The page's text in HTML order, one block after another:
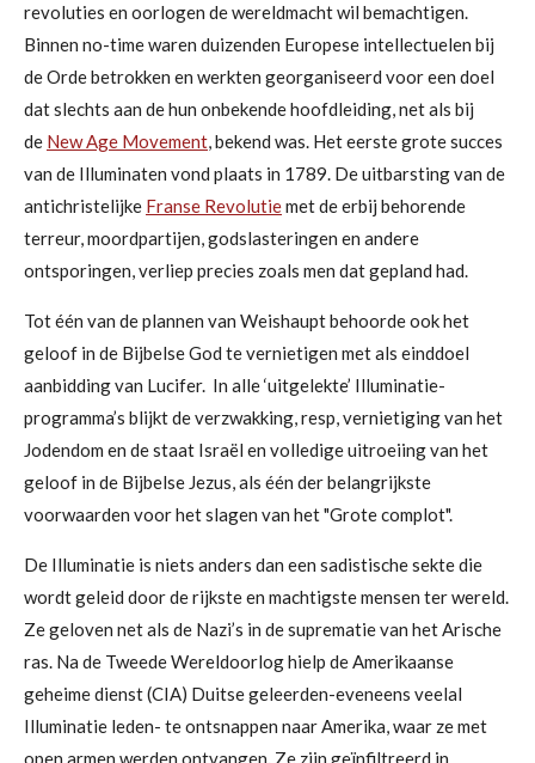
revoluties en oorlogen de wereldmacht wil bemachtigen.
Binnen no-time waren duizenden Europese intellectuelen bij
de Orde betrokken en werkten georganiseerd voor een doel
dat slechts aan de hun onbekende hoofdleiding, net als bij
de New Age Movement, bekend was. Het eerste grote succes
van de Illuminaten vond plaats in 1789. De uitbarsting van de
antichristelijke Franse Revolutiemet de erbij behorende
terreur, moordpartijen, godslasteringen en andere
ontsporingen, verliep precies zoals men dat gepland had.
Tot één van de plannen van Weishaupt behoorde ook het
geloof in de Bijbelse God te vernietigen met als einddoel
aanbidding van Lucifer. In alle ‘uitgelekte’ Illuminatie-
programma’s blijkt de verzwakking, resp, vernietiging van het
Jodendom en de staat Israël en volledige uitroeiing van het
geloof in de Bijbelse Jezus, als één der belangrijkste
voorwaarden voor het slagen van het "Grote complot".
De Illuminatie is niets anders dan een sadistische sekte die
wordt geleid door de rijkste en machtigste mensen ter wereld.
Ze geloven net als de Nazi’s in de suprematie van het Arische
ras. Na de Tweede Wereldoorlog hielp de Amerikaanse
geheime dienst (CIA) Duitse geleerden-eveneens veelal
Illuminatie leden- te ontsnappen naar Amerika, waar ze met
open armen werden ontvangen. Ze zijn geïnfiltreerd in